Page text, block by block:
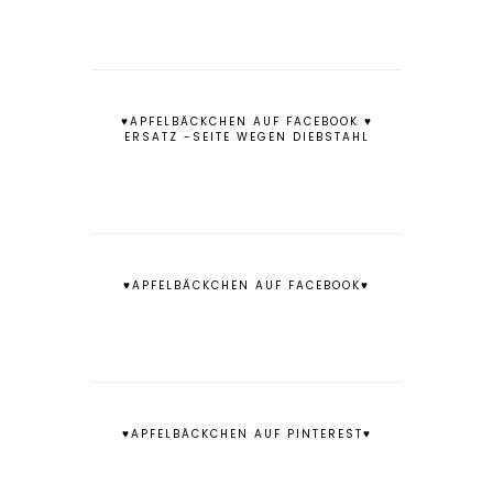
♥APFELBÄCKCHEN AUF FACEBOOK ♥
ERSATZ -SEITE WEGEN DIEBSTAHL
♥APFELBÄCKCHEN AUF FACEBOOK♥
♥APFELBÄCKCHEN AUF PINTEREST♥